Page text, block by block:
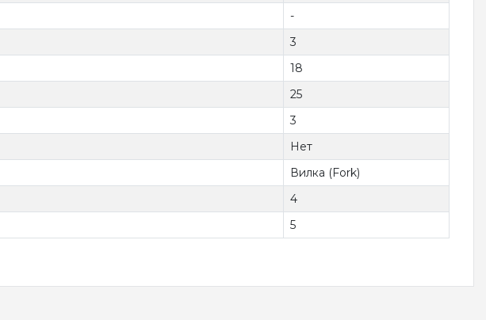
-
3
18
25
3
Нет
Вилка (Fork)
4
5